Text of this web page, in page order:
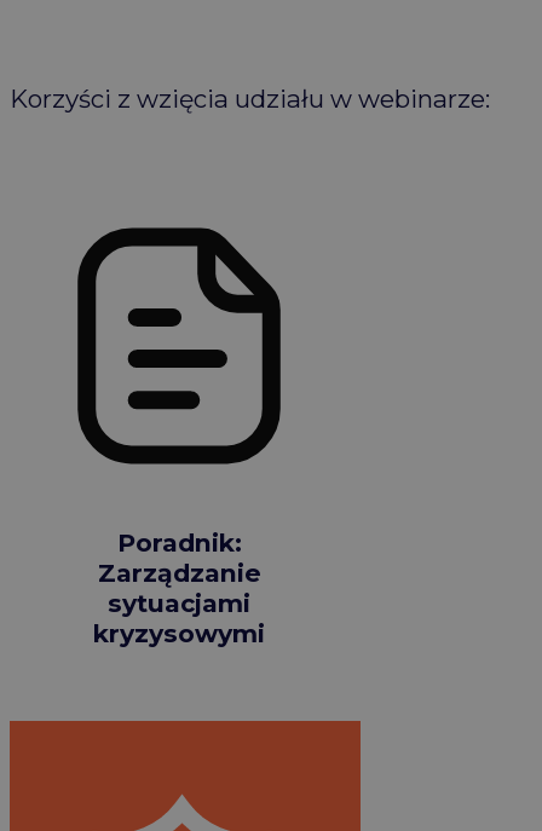
Korzyści z wzięcia udziału w webinarze:
Poradnik:
Zarządzanie
sytuacjami
kryzysowymi